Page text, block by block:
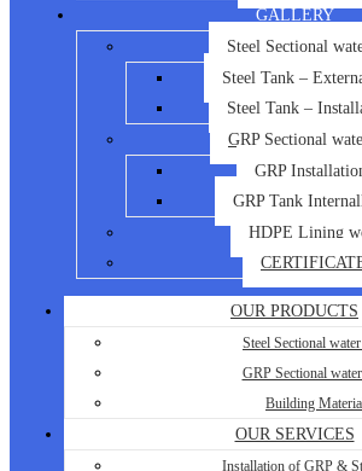
GALLERY
Steel Sectional
Steel Tank –
Steel Tank –
GRP Sectional
GRP
GRP Tank
HDPE Lining
OUR PRODUCTS
Steel Sectional
GRP Sectional
Building
OUR SERVICES
Installation of GRP &